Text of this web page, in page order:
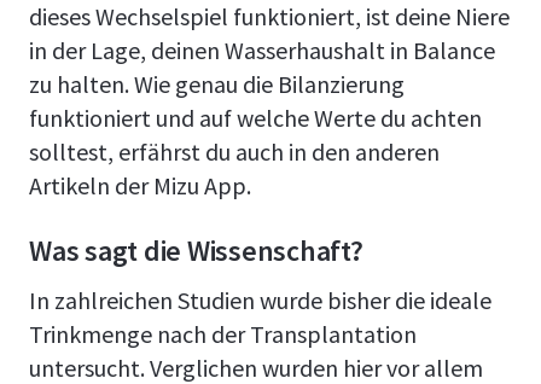
dieses Wechselspiel funktioniert, ist deine Niere
in der Lage, deinen Wasserhaushalt in Balance
zu halten. Wie genau die Bilanzierung
funktioniert und auf welche Werte du achten
solltest, erfährst du auch in den anderen
Artikeln der Mizu App.
Was sagt die Wissenschaft?
In zahlreichen Studien wurde bisher die ideale
Trinkmenge nach der Transplantation
untersucht. Verglichen wurden hier vor allem